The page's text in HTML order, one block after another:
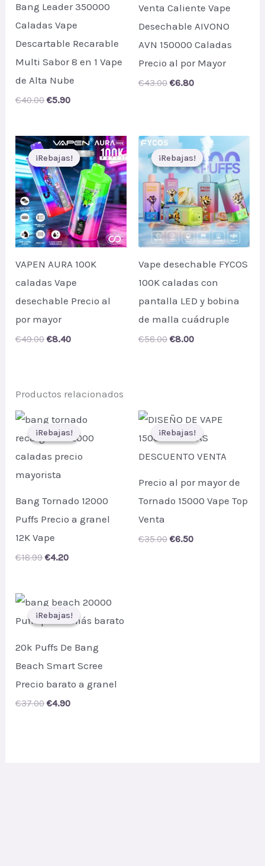
Bang Leader 350000
Caladas Vape
Descartable Recarable
Multi Sabor 8 en 1 Vape
de Alta Nube
€40.00 Original
€40.00.
€5.90Current
€5.90.
Venta Caliente Vape
Desechable AIVONO
AVN 150000 Caladas
Precio al por Mayor
€43.00 Original
€6.80Current
¡Rebajas!
¡Rebajas!
VAPEN AURA 100K
caladas Vape
desechable Precio al
por mayor
€49.00 Original
€8.40Current
¡Rebajas!
¡Rebajas!
Vape desechable FYCOS
100K caladas con
pantalla LED y bobina
de malla cuádruple
€58.00 Original
€8.00Current
Productos relacionados
¡Rebajas!
¡Rebajas!
Bang Tornado 12000
Puffs Precio a granel
12K Vape
€18.99 Original
€4.20Current
¡Rebajas!
¡Rebajas!
Precio al por mayor de
Tornado 15000 Vape Top
Venta
€35.00 Original
€6.50Current
¡Rebajas!
¡Rebajas!
20k Puffs De Bang
Beach Smart Scree
Precio barato a granel
€37.00 Original
€4.90Current